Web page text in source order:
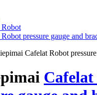
Robot
pressure gauge and